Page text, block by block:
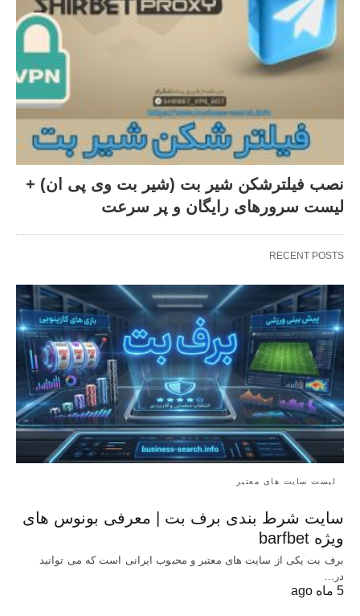
نصب فیلترشکن شیر بت (شیر بت وی پی ان) +
لیست سرورهای رایگان و پر سرعت
RECENT POSTS
لیست سایت های معتبر
سایت شرط بندی برف بت | معرفی بونوس‌ های
ویژه barfbet
برف بت یکی از سایت های معتبر و محبوب ایرانی است که می توانید
در…
5 ماه ago